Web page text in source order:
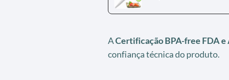
ACertificação BPA-free FDA e
confiança técnica do produto.